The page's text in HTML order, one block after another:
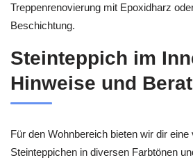
Treppenrenovierung mit Epoxidharz
Beschichtung.
Steinteppich im
Hinweise und
Für den Wohnbereich bieten wir dir
Steinteppichen in diversen Farbtönen